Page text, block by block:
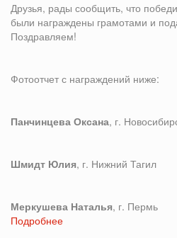
Друзья, рады сообщить, что
были награждены грамотами и
Поздравляем!
Фотоотчет с награждений ниже:
Панчинцева Оксана, г.
Шмидт Юлия, г. Нижний Тагил
Меркушева Наталья, г. Пермь
Подробнее